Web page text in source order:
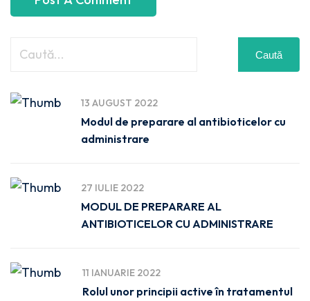
Caută
13 AUGUST 2022
Modul de preparare al antibioticelor cu
administrare
27 IULIE 2022
MODUL DE PREPARARE AL
ANTIBIOTICELOR CU ADMINISTRARE
11 IANUARIE 2022
Rolul unor principii active în tratamentul